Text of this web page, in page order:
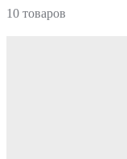
10 товаров